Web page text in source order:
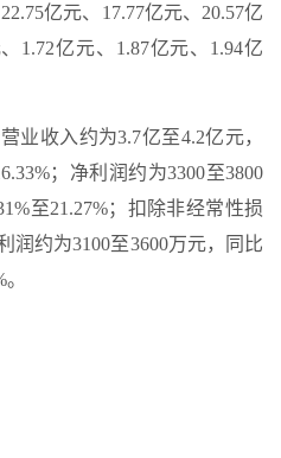
亿元、17.77亿元、20.57亿
1.72亿元、1.87亿元、1.94亿
业收入约为3.7亿至4.2亿元，
；净利润约为3300至3800
至21.27%；扣除非经常性损
润约为3100至3600万元，同比